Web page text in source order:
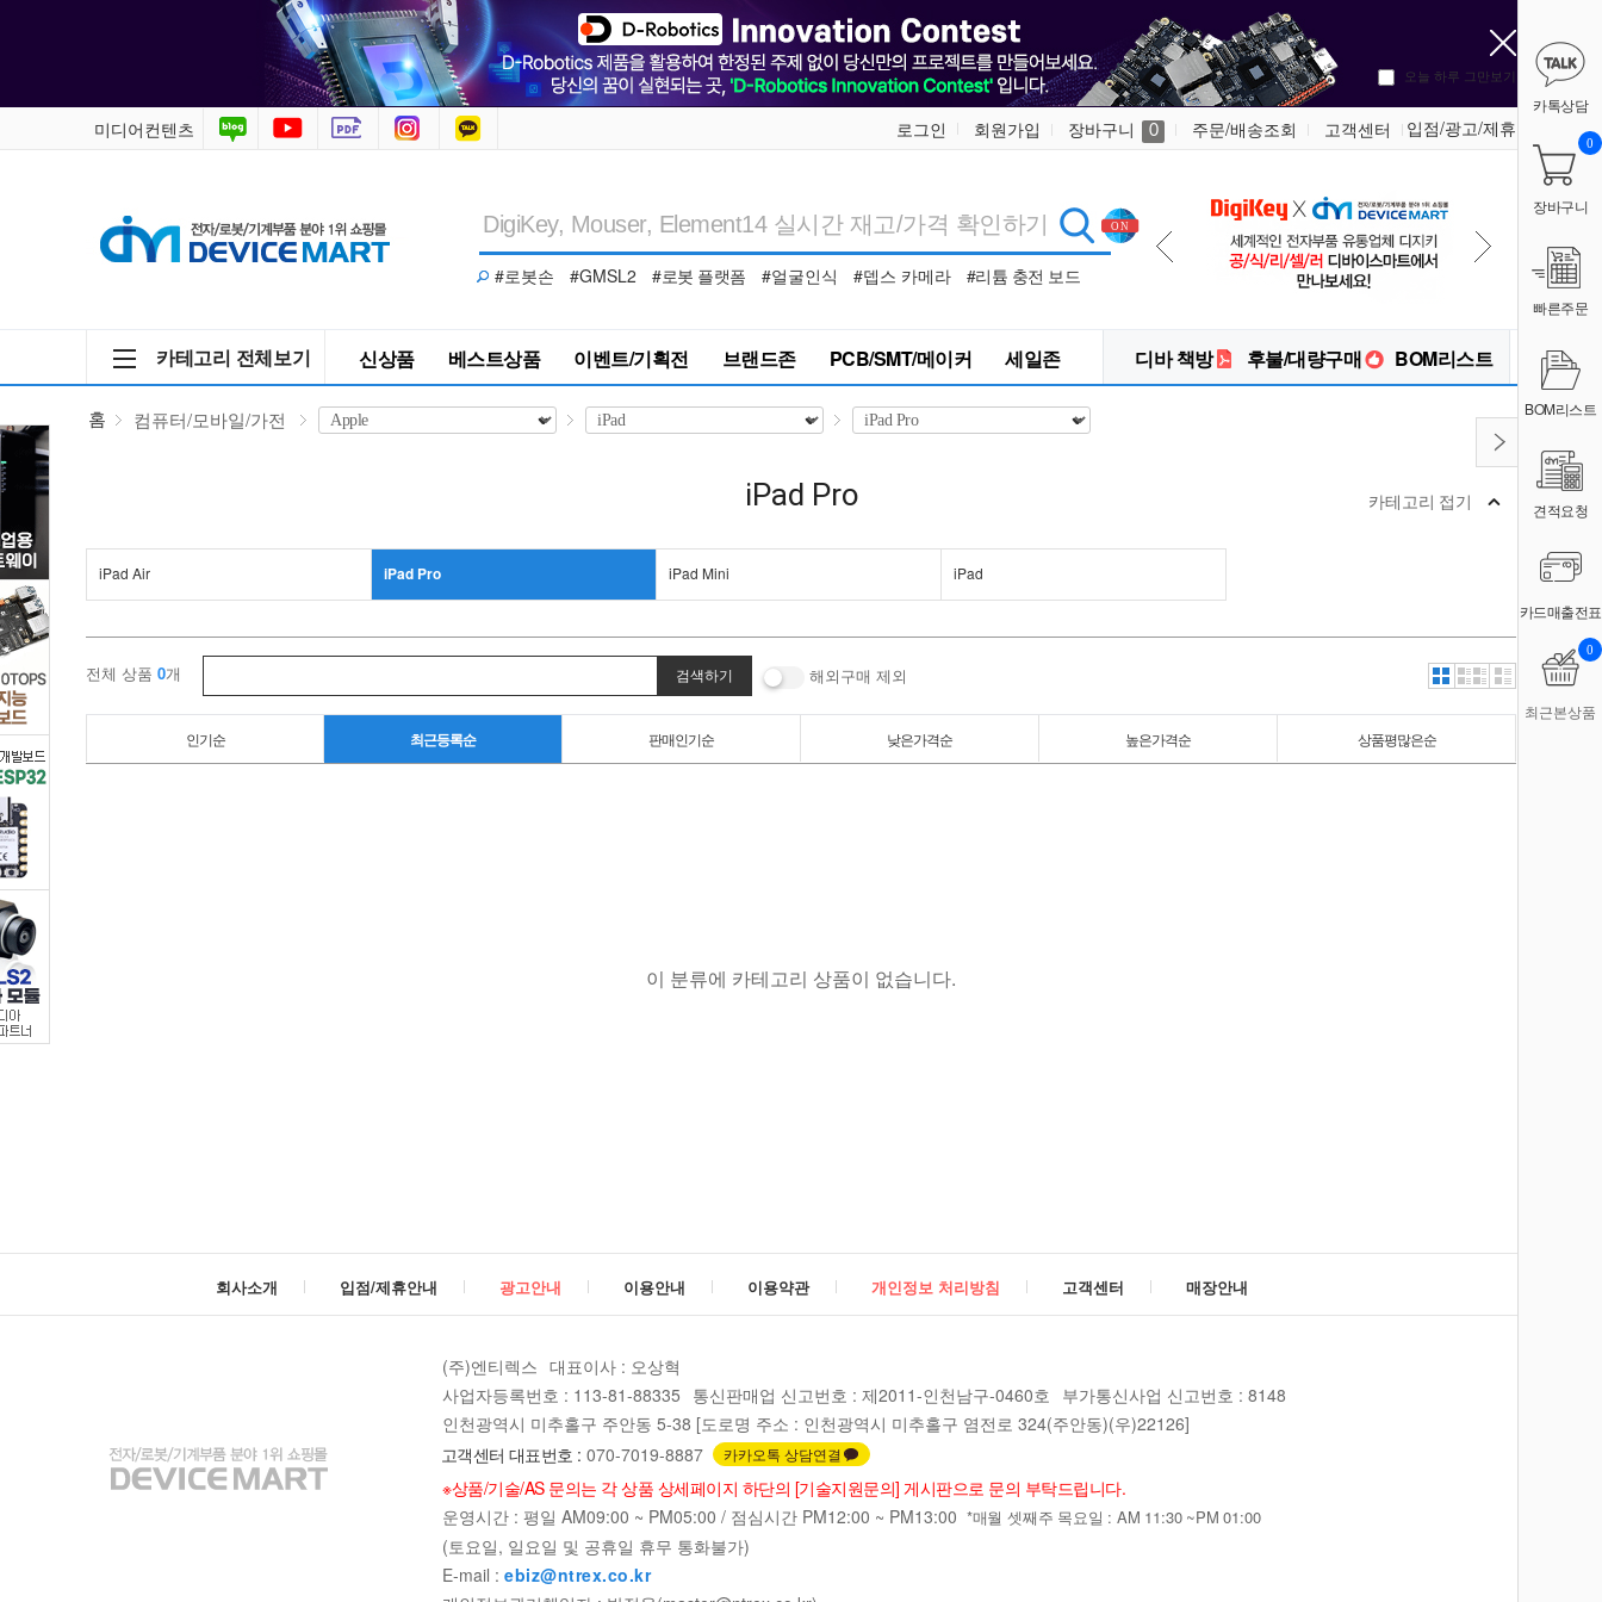
>
Apple
>
iPad
>
iPad
Pro
/
디
바
이
스
오늘 하루 그만보기
미디어컨텐츠 로그인 회원가입 장바구니 0 주문/배송조회 고객센터 입점/광고/제휴
#로봇손 #GMSL2 #로봇 플랫폼 #얼굴인식 #뎁스 카메라 #리튬 충전 보드
카테고리 전체보기 신상품 베스트상품 이벤트/기획전 브랜드존 PCB/SMT/메이커 세일존 디바 책방 후불/대량구매 BOM리스트
카톡상담
장바구니
0
빠른주문
BOM리스트
견적요청
카드매출전표
최근본상품
0
홈 컴퓨터/모바일/가전
iPad Pro 카테고리 접기
iPad Air iPad Pro iPad Mini iPad
전체 상품 0개 해외구매 제외
인기순 최근등록순 판매인기순 낮은가격순 높은가격순 상품평많은순
이 분류에 카테고리 상품이 없습니다.
회사소개 입점/제휴안내 광고안내 이용안내 이용약관 개인정보 처리방침 고객센터 매장안내
(주)엔티렉스 대표이사 : 오상혁
사업자등록번호 : 113-81-88335 통신판매업 신고번호 : 제2011-인천남구-0460호 부가통신사업 신고번호 : 8148
인천광역시 미추홀구 주안동 5-38 [도로명 주소 : 인천광역시 미추홀구 염전로 324(주안동)(우)22126]
고객센터 대표번호 : 070-7019-8887 카카오톡 상담연결
※상품/기술/AS 문의는 각 상품 상세페이지 하단의 [기술지원문의] 게시판으로 문의 부탁드립니다.
운영시간 : 평일 AM09:00 ~ PM05:00 / 점심시간 PM12:00 ~ PM13:00 *매월 셋째주 목요일 : AM 11:30 ~PM 01:00
(토요일, 일요일 및 공휴일 휴무 통화불가)
E-mail : ebiz@ntrex.co.kr